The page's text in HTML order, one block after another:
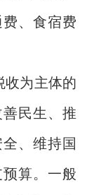
、食宿费
收为主体的
民生、推
、维持国
算。一般